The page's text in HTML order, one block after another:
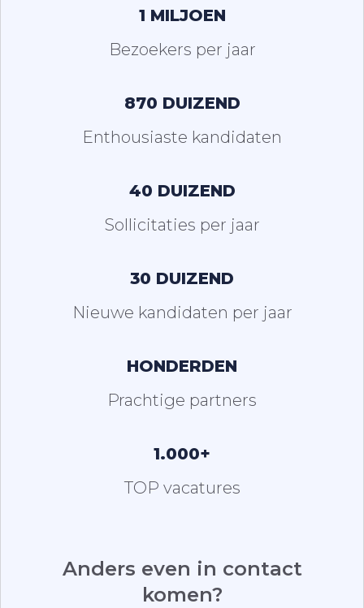
1 MILJOEN
Bezoekers per jaar
870 DUIZEND
Enthousiaste kandidaten
40 DUIZEND
Sollicitaties per jaar
30 DUIZEND
Nieuwe kandidaten per jaar
HONDERDEN
Prachtige partners
1.000+
TOP vacatures
Anders even in contact
komen?